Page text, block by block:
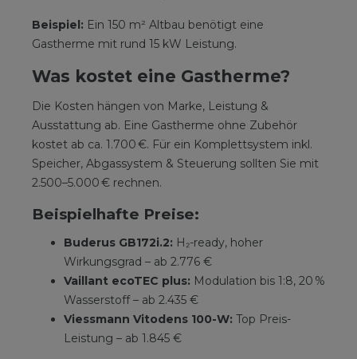
Beispiel: Ein 150 m² Altbau benötigt eine
Gastherme mit rund 15 kW Leistung.
Was kostet eine Gastherme?
Die Kosten hängen von Marke, Leistung &
Ausstattung ab. Eine Gastherme ohne Zubehör
kostet ab ca. 1.700 €. Für ein Komplettsystem inkl.
Speicher, Abgassystem & Steuerung sollten Sie mit
2.500–5.000 € rechnen.
Beispielhafte Preise:
Buderus GB172i.2: H₂-ready, hoher
Wirkungsgrad – ab 2.776 €
Vaillant ecoTEC plus: Modulation bis 1:8, 20 %
Wasserstoff – ab 2.435 €
Viessmann Vitodens 100-W: Top Preis-
Leistung – ab 1.845 €